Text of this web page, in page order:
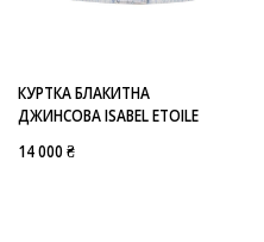
КУРТКА БЛАКИТНА
ДЖИНСОВА ISABEL ETOILE
14 000 ₴